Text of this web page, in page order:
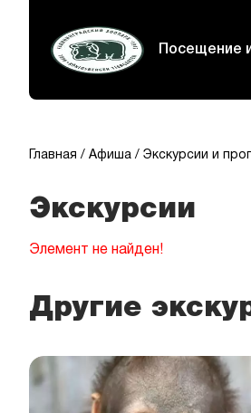
Посещение
Главная Афиша Экскурсии и
Экскурсии
Элемент не найден!
Другие